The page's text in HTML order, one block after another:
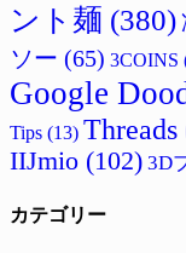
ント麺 (380)
ソー (65) 3COINS
Google
Tips (13) Threads
IIJmio (102) 3D
カテゴリー